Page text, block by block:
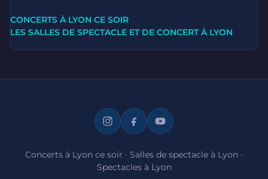
CONCERTS À LYON CE SOIR
LES SALLES DE SPECTACLE ET DE CONCERT À LYON
Concerts à Lyon ce soir · Salles de spectacle à Lyon ·
Spectacles à Lyon